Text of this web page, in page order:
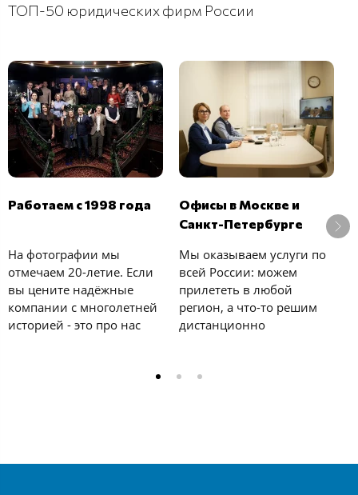
ТОП-50 юридических фирм России
Работаем с 1998 года
На фотографии мы
отмечаем 20-летие. Если
вы цените надёжные
компании с многолетней
историей - это про нас
Офисы в Москве и
Санкт-Петербурге
Мы оказываем услуги по
всей России: можем
прилететь в любой
регион, а что-то решим
дистанционно